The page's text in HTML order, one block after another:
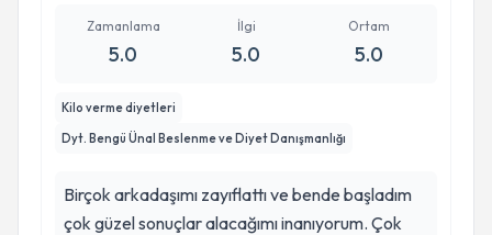
Zamanlama
5.0
İlgi
5.0
Ortam
5.0
Kilo verme diyetleri
Dyt. Bengü Ünal Beslenme ve Diyet Danışmanlığı
Birçok arkadaşımı zayıflattı ve bende başladım
çok güzel sonuçlar alacağımı inanıyorum. Çok